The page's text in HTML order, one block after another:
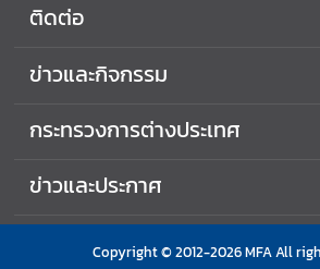
จั
ร
.
.
5
ติดต่อ
ข่าวและกิจกรรม
กระทรวงการต่างประเทศ
ข่าวและประกาศ
Copyright © 2012-2026 MFA All